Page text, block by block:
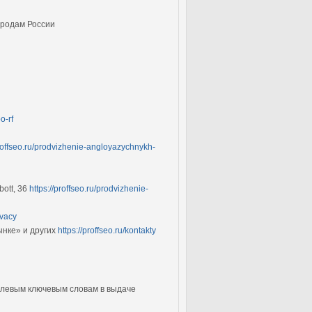
России
rf
prodvizhenie-angloyazychnykh-
36 https://proffseo.ru/prodvizhenie-
и других https://proffseo.ru/kontakty
ключевым словам в выдаче